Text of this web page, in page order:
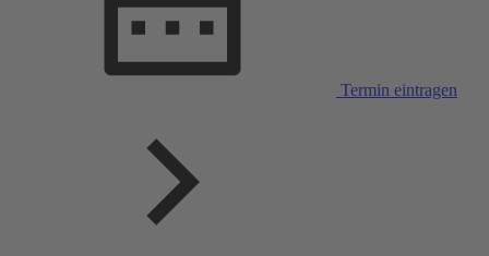
Termin eintragen